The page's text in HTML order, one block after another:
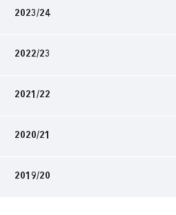
2023/24
2022/23
2021/22
2020/21
2019/20